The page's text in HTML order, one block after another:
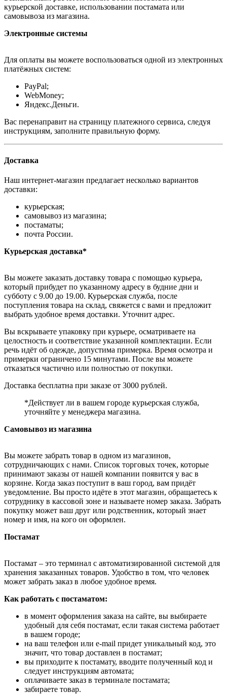
курьерской доставке, использовании постамата или
самовывоза из магазина.
Электронные системы
Для оплаты вы можете воспользоваться одной из электронных
платёжных систем:
PayPal;
WebMoney;
Яндекс.Деньги.
Вас перенаправит на страницу платежного сервиса, следуя
инструкциям, заполните правильную форму.
Доставка
Наш интернет-магазин предлагает несколько вариантов
доставки:
курьерская;
самовывоз из магазина;
постаматы;
почта России.
Курьерская доставка*
Вы можете заказать доставку товара с помощью курьера,
который прибудет по указанному адресу в будние дни и
субботу с 9.00 до 19.00. Курьерская служба, после
поступления товара на склад, свяжется с вами и предложит
выбрать удобное время доставки. Уточнит адрес.
Вы вскрываете упаковку при курьере, осматриваете на
целостность и соответствие указанной комплектации. Если
речь идёт об одежде, допустима примерка. Время осмотра и
примерки ограничено 15 минутами. После вы можете
отказаться частично или полностью от покупки.
Доставка бесплатна при заказе от 3000 рублей.
*Действует ли в вашем городе курьерская служба,
уточняйте у менеджера магазина.
Самовывоз из магазина
Вы можете забрать товар в одном из магазинов,
сотрудничающих с нами. Список торговых точек, которые
принимают заказы от нашей компании появится у вас в
корзине. Когда заказ поступит в ваш город, вам придёт
уведомление. Вы просто идёте в этот магазин, обращаетесь к
сотруднику в кассовой зоне и называете номер заказа. Забрать
покупку может ваш друг или родственник, который знает
номер и имя, на кого он оформлен.
Постамат
Постамат – это терминал с автоматизированной системой для
хранения заказанных товаров. Удобство в том, что человек
может забрать заказ в любое удобное время.
Как работать с постаматом:
в момент оформления заказа на сайте, вы выбираете
удобный для себя постамат, если такая система работает
в вашем городе;
на ваш телефон или e-mail придет уникальный код, это
значит, что товар доставлен в постамат;
вы приходите к постамату, вводите полученный код и
следует инструкциям автомата;
оплачиваете заказ в терминале постамата;
забираете товар.